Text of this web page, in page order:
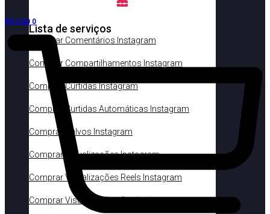
Lista de serviços
Comprar Comentários Instagram
Comprar Compartilhamentos Instagram
Comprar Curtidas Instagram
Comprar Curtidas Automáticas Instagram
Comprar Salvos Instagram
Comprar Visualizações Instagram
Comprar Visualizações Reels Instagram
Comprar Visualizações Stories Instagram
R$ 0,00 0